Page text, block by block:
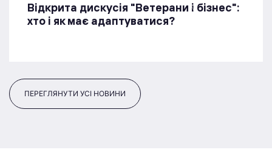
Відкрита дискусія "Ветерани і бізнес":
хто і як має адаптуватися?
ПЕРЕГЛЯНУТИ УСІ НОВИНИ